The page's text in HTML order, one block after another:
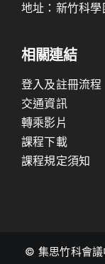
地址： 新竹科
相關連結
登入及註冊流程
交通資訊
轉乘影片
課程下載
課程規定須知
© 集思竹科會